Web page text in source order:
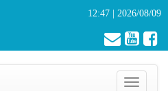
2026/08/09 | 12:47
Toggle